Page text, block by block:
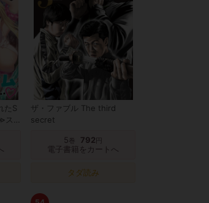
たS
ス
ザ・ファブル The third
secret
5 巻 792円
電子書籍をカートへ
タダ読み